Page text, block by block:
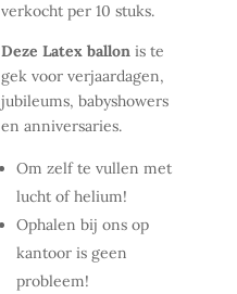
verkocht per 10 stuks.
Deze Latex ballonis te
gek voor verjaardagen,
jubileums, babyshowers
en anniversaries.
Om zelf te vullen met
lucht of helium!
Ophalen bij ons op
kantoor is geen
probleem!